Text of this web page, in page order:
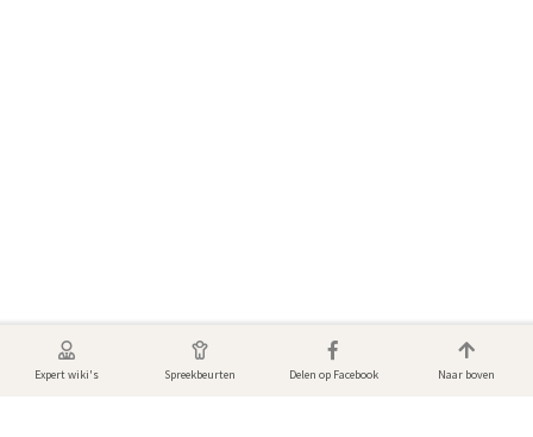
Expert wiki's Spreekbeurten Delen op Facebook Naar boven